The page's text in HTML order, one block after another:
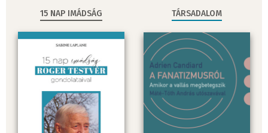
15 NAP IMÁDSÁG TÁRSADALOM